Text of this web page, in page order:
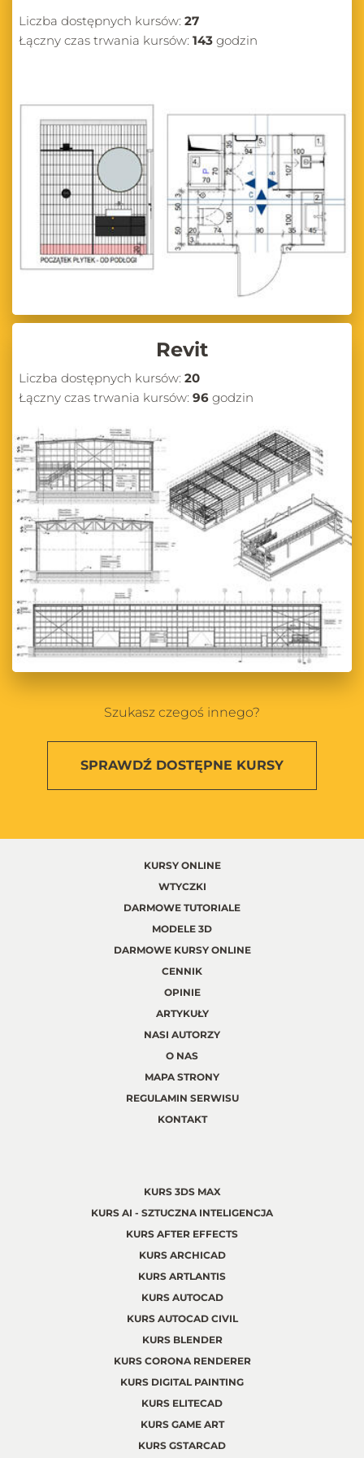
Liczba dostępnych kursów: 27
Łączny czas trwania kursów: 143 godzin
Revit
Liczba dostępnych kursów: 20
Łączny czas trwania kursów: 96 godzin
Szukasz czegoś innego?
SPRAWDŹ DOSTĘPNE KURSY
KURSY ONLINE
WTYCZKI
DARMOWE TUTORIALE
MODELE 3D
DARMOWE KURSY ONLINE
CENNIK
OPINIE
ARTYKUŁY
NASI AUTORZY
O NAS
MAPA STRONY
REGULAMIN SERWISU
KONTAKT
KURS 3DS MAX
KURS AI - SZTUCZNA INTELIGENCJA
KURS AFTER EFFECTS
KURS ARCHICAD
KURS ARTLANTIS
KURS AUTOCAD
KURS AUTOCAD CIVIL
KURS BLENDER
KURS CORONA RENDERER
KURS DIGITAL PAINTING
KURS ELITECAD
KURS GAME ART
KURS GSTARCAD